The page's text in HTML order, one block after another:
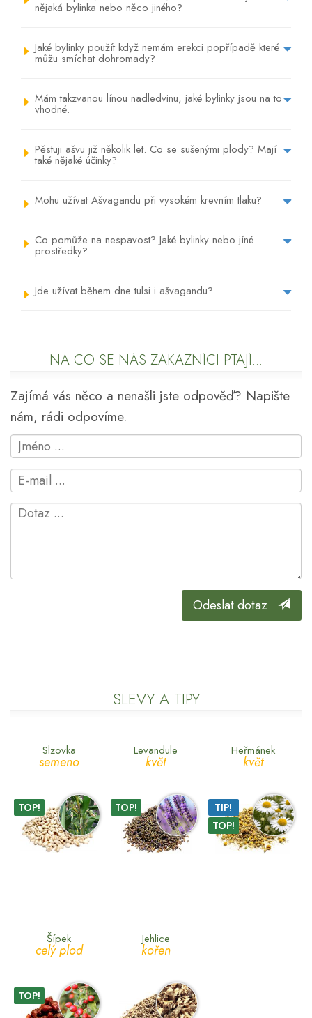
nějaká bylinka nebo něco jiného?
Jaké bylinky použít když nemám erekci popřípadě které
můžu smíchat dohromady?
Mám takzvanou línou nadledvinu, jaké bylinky jsou na to
vhodné.
Pěstuji ašvu již několik let. Co se sušenými plody? Mají
také nějaké účinky?
Mohu užívat Ašvagandu při vysokém krevním tlaku?
Co pomůže na nespavost? Jaké bylinky nebo jíné
prostředky?
Jde užívat během dne tulsi i ašvagandu?
NA CO SE NÁS ZÁKAZNÍCI PTAJÍ...
Zajímá vás něco a nenašli jste odpověď? Napište
nám, rádi odpovíme.
Odeslat dotaz
SLEVY A TIPY
Slzovka
semeno
TOP!
Levandule
květ
TOP!
Heřmánek
květ
TIP!
TOP!
Šípek
celý plod
TOP!
Jehlice
kořen